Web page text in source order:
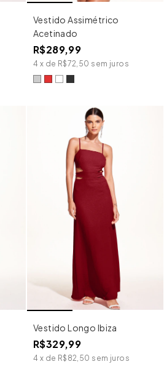
Vestido Assimétrico
Acetinado
R$289,99
4 x de R$72,50 sem juros
Vestido Longo Ibiza
R$329,99
4 x de R$82,50 sem juros